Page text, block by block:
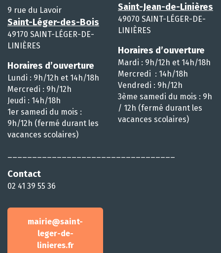
9 rue du Lavoir
Saint-Léger-des-Bois
49170 SAINT-LÉGER-DE-
LINIÈRES
Horaires d’ouverture
Lundi : 9h/12h et 14h/18h
Mercredi : 9h/12h
Jeudi : 14h/18h
1er samedi du mois :
9h/12h (fermé durant les
vacances scolaires)
Contact
02 41 39 55 36
mairie@saint-
leger-de-
linieres.fr
Saint-Jean-de-Linières
49070 SAINT-LÉGER-DE-
LINIÈRES
Horaires d’ouverture
Mardi : 9h/12h et 14h/18h
Mercredi : 14h/18h
Vendredi : 9h/12h
3ème samedi du mois : 9h
/ 12h (fermé durant les
vacances scolaires)